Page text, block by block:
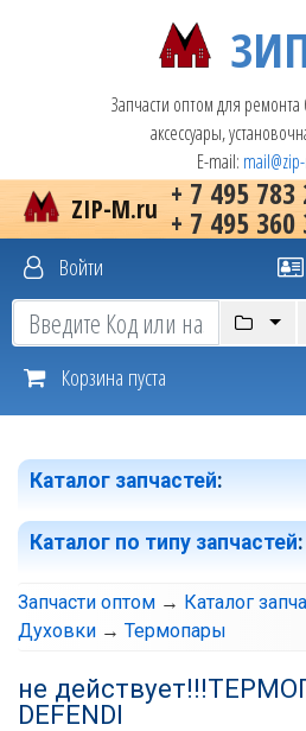
Запчасти оптом для
аксессуары,
E-mail:
+ 7 495 783
+ 7 495 360
ZIP-M.ru
Войти
Корзина пуста
Каталог запчастей:
Каталог по типу запчастей:
Запчасти оптом → Каталог
Духовки → Термопары
не
DEFENDI